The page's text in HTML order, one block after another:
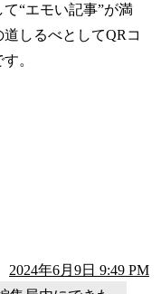
“エモい記事”が満
しるべとしてQRコ
。
2024年6月9日 9:49 PM